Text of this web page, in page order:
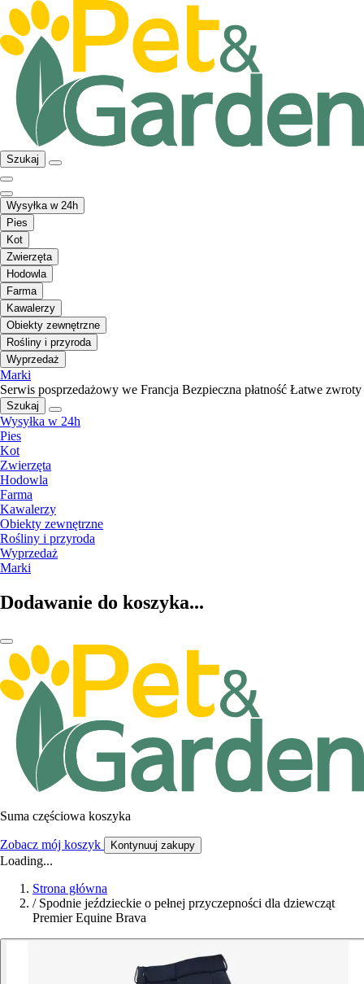
Szukaj
Wysyłka w 24h
Pies
Kot
Zwierzęta
Hodowla
Farma
Kawalerzy
Obiekty zewnętrzne
Rośliny i przyroda
Wyprzedaż
Marki
Serwis posprzedażowy we Francja Bezpieczna płatność Łatwe zwroty
Szukaj
Wysyłka w 24h
Pies
Kot
Zwierzęta
Hodowla
Farma
Kawalerzy
Obiekty zewnętrzne
Rośliny i przyroda
Wyprzedaż
Marki
Dodawanie do koszyka...
Suma częściowa koszyka
Zobacz mój koszyk Kontynuuj zakupy
Loading...
Strona główna
/ Spodnie jeździeckie o pełnej przyczepności dla dziewcząt
Premier Equine Brava